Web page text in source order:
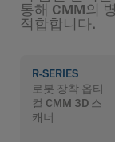
통해 CMM의
적합합니다.
R-SERIES
로봇 장착 옵티
컬 CMM 3D 스
캐너